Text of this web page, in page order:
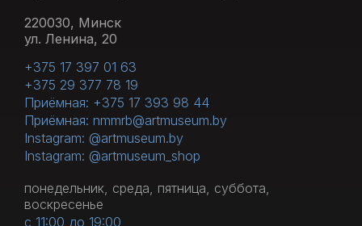
220030, Минск
ул. Ленина, 20
+375 17 397 01 63
+375 29 377 78 19
Приёмная: +375 17 393 98 44
Приёмная: nmmrb@artmuseum.by
Instagram: @artmuseum.by
Instagram: @artmuseum_shop
понедельник, среда, пятница, суббота,
воскресенье
с 11:00 до 19:00